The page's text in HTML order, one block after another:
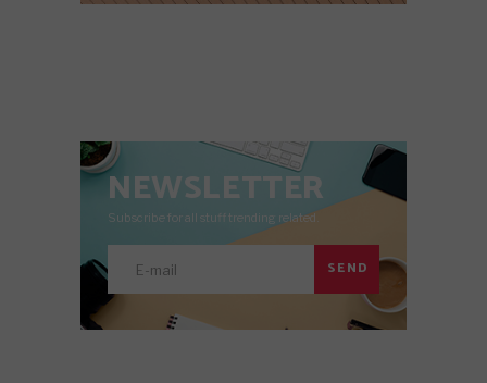
NEWSLETTER
Subscribe for all stuff trending related.
SEND